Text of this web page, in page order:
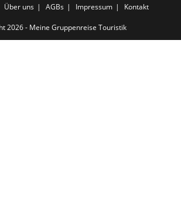
Über uns AGBs Impressum Kontakt
2026 - Meine Gruppenreise Touristik